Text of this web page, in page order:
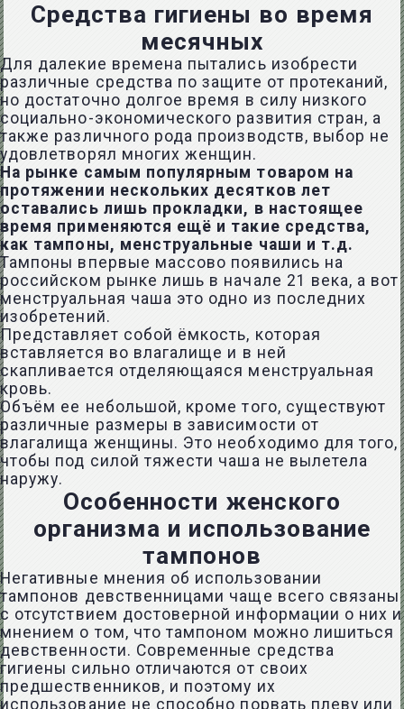
Средства гигиены во время
месячных
Для далекие времена пытались изобрести
различные средства по защите от протеканий,
но достаточно долгое время в силу низкого
социально-экономического развития стран, а
также различного рода производств, выбор не
удовлетворял многих женщин.
На рынке самым популярным товаром на
протяжении нескольких десятков лет
оставались лишь прокладки, в настоящее
время применяются ещё и такие средства,
как тампоны, менструальные чаши и т.д.
Тампоны впервые массово появились на
российском рынке лишь в начале 21 века, а вот
менструальная чаша это одно из последних
изобретений.
Представляет собой ёмкость, которая
вставляется во влагалище и в ней
скапливается отделяющаяся менструальная
кровь.
Объём ее небольшой, кроме того, существуют
различные размеры в зависимости от
влагалища женщины. Это необходимо для того,
чтобы под силой тяжести чаша не вылетела
наружу.
Особенности женского
организма и использование
тампонов
Негативные мнения об использовании
тампонов девственницами чаще всего связаны
с отсутствием достоверной информации о них и
мнением о том, что тампоном можно лишиться
девственности. Современные средства
гигиены сильно отличаются от своих
предшественников, и поэтому их
использование не способно порвать плеву или